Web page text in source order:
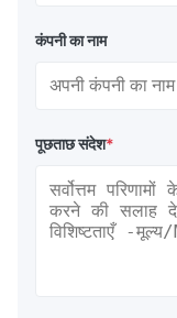
कंपनी का नाम
पूछताछ संदेश*